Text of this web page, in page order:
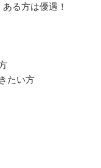
る方は優遇！
たい方